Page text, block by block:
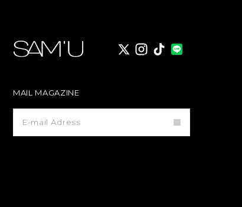
instagram
TikTok
MAIL MAGAZINE